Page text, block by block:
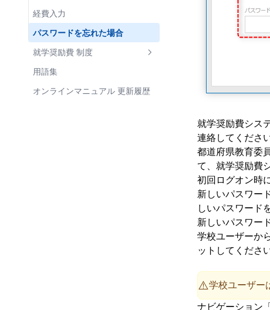
支給額の計算
帳票出力(支給関連)
6. 状況報告
7. 支給年度終了後
負担金等実績報告書
各種帳票の出力と保管
年次更新処理の準備
8. 適宜行う処理
区分決定後の区分変更
児童生徒の転校・転入・退学
児童生徒の状況履歴
支給額計算
世帯構成員の教材代
メッセージ 詳細
学校詳細
学部
児童生徒 一覧
児童生徒 詳細
世帯タブ
世帯構成員 詳細
経費入力
個別編集
一括入力
一括変更
一括削除
支給
支給回 一覧
支給回 詳細
帳票出力
帳票 一覧
印刷プレビュー
マイナンバー
情報連携ログ 一覧
支給額照会
経費入力
パスワードを忘れた場合
就学奨励費 制度
支弁区分
経費区分
用語集
オンラインマニュアル 更新履歴
就学奨励費シス
連絡してください
都道府県教育委
て、就学奨励費
初回ログオン時
新しいパスワー
しいパスワード
新しいパスワー
学校ユーザーか
ットしてください
⚠️学校ユーザー
ナビゲーション